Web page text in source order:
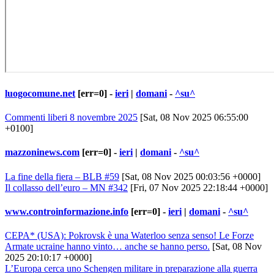
luogocomune.net [err=0] - ieri | domani - ^su^
Commenti liberi 8 novembre 2025 [Sat, 08 Nov 2025 06:55:00
+0100]
mazzoninews.com [err=0] - ieri | domani - ^su^
La fine della fiera – BLB #59 [Sat, 08 Nov 2025 00:03:56 +0000]
Il collasso dell’euro – MN #342 [Fri, 07 Nov 2025 22:18:44 +0000]
www.controinformazione.info [err=0] - ieri | domani - ^su^
CEPA* (USA): Pokrovsk è una Waterloo senza senso! Le Forze
Armate ucraine hanno vinto… anche se hanno perso. [Sat, 08 Nov
2025 20:10:17 +0000]
L’Europa cerca uno Schengen militare in preparazione alla guerra